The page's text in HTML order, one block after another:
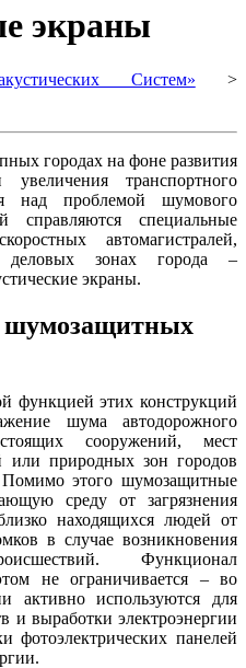
экраны
Систем» >
городах на фоне развития
транспортного
над проблемой шумового
справляются специальные
автомагистралей,
зонах города –
экраны.
шумозащитных
функцией этих конструкций
шума автодорожного
сооружений, мест
или природных зон городов
Помимо этого шумозащитные
среду от загрязнения
находящихся людей от
в случае возникновения
Функционал
не ограничивается – во
активно используются для
и выработки электроэнергии
фотоэлектрических панелей